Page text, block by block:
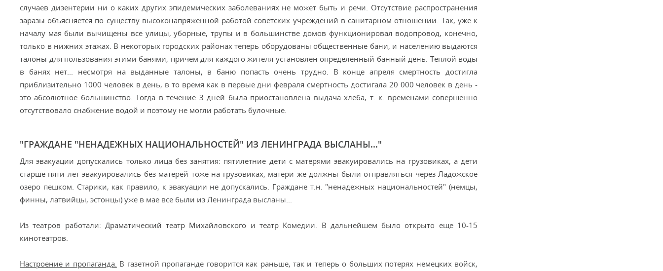
случаев дизентерии ни о каких других эпидемических заболеваниях не может быть и речи. Отсутствие распространения
заразы объясняется по существу высоконапряженной работой советских учреждений в санитарном отношении. Так, уже к
началу мая были вычищены все улицы, уборные, трупы и в большинстве домов функционировал водопровод, конечно,
только в нижних этажах. В некоторых городских районах теперь оборудованы общественные бани, и населению выдаются
талоны для пользования этими банями, причем для каждого жителя установлен определенный банный день. Теплой воды
в банях нет... несмотря на выданные талоны, в баню попасть очень трудно. В конце апреля смертность достигла
приблизительно 1000 человек в день, в то время как в первые дни февраля смертность достигала 20 000 человек в день -
это абсолютное большинство. Тогда в течение 3 дней была приостановлена выдача хлеба, т. к. временами совершенно
отсутствовало снабжение водой и поэтому не могли работать булочные.
"ГРАЖДАНЕ "НЕНАДЕЖНЫХ НАЦИОНАЛЬНОСТЕЙ" ИЗ ЛЕНИНГРАДА ВЫСЛАНЫ..."
Для эвакуации допускались только лица без занятия: пятилетние дети с матерями эвакуировались на грузовиках, а дети
старше пяти лет эвакуировались без матерей тоже на грузовиках, матери же должны были отправляться через Ладожское
озеро пешком. Старики, как правило, к эвакуации не допускались. Граждане т.н. "ненадежных национальностей" (немцы,
финны, латвийцы, эстонцы) уже в мае все были из Ленинграда высланы...
Из театров работали: Драматический театр Михайловского и театр Комедии. В дальнейшем было открыто еще 10-15
кинотеатров.
Настроение и пропаганда. В газетной пропаганде говорится как раньше, так и теперь о больших потерях немецких войск,